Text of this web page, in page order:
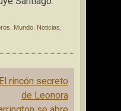
, Mundo, Noticias,
El rincón secreto
de Leonora